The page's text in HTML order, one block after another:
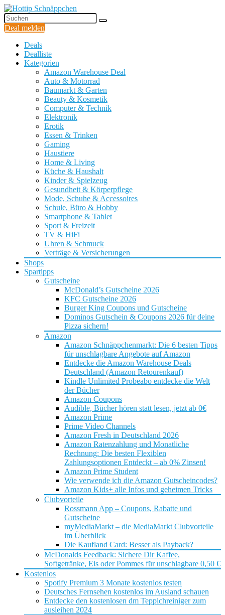
Deal melden
Deals
Dealliste
Kategorien
Amazon Warehouse Deal
Auto & Motorrad
Baumarkt & Garten
Beauty & Kosmetik
Computer & Technik
Elektronik
Erotik
Essen & Trinken
Gaming
Haustiere
Home & Living
Küche & Haushalt
Kinder & Spielzeug
Gesundheit & Körperpflege
Mode, Schuhe & Accessoires
Schule, Büro & Hobby
Smartphone & Tablet
Sport & Freizeit
TV & HiFi
Uhren & Schmuck
Verträge & Versicherungen
Shops
Spartipps
Gutscheine
McDonald’s Gutscheine 2026
KFC Gutscheine 2026
Burger King Coupons und Gutscheine
Dominos Gutschein & Coupons 2026 für deine
Pizza sichern!
Amazon
Amazon Schnäppchenmarkt: Die 6 besten Tipps
für unschlagbare Angebote auf Amazon
Entdecke die Amazon Warehouse Deals
Deutschland (Amazon Retourenkauf)
Kindle Unlimited Probeabo entdecke die Welt
der Bücher
Amazon Coupons
Audible, Bücher hören statt lesen, jetzt ab 0€
Amazon Prime
Prime Video Channels
Amazon Fresh in Deutschland 2026
Amazon Ratenzahlung und Monatliche
Rechnung: Die besten Flexiblen
Zahlungsoptionen Entdeckt – ab 0% Zinsen!
Amazon Prime Student
Wie verwende ich die Amazon Gutscheincodes?
Amazon Kids+ alle Infos und geheimen Tricks
Clubvorteile
Rossmann App – Coupons, Rabatte und
Gutscheine
myMediaMarkt – die MediaMarkt Clubvorteile
im Überblick
Die Kaufland Card: Besser als Payback?
McDonalds Feedback: Sichere Dir Kaffee,
Softgetränke, Eis oder Pommes für unschlagbare 0,50 €
Kostenlos
Spotify Premium 3 Monate kostenlos testen
Deutsches Fernsehen kostenlos im Ausland schauen
Entdecke den kostenlosen dm Teppichreiniger zum
ausleihen 2024